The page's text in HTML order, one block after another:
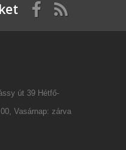
út 39 Hétfő-
Vasárnap: zárva